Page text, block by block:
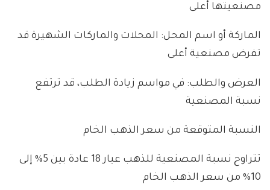
مصنعيتها أعلى
الماركة أو اسم المحل: المحلات والماركات الشهيرة قد
تفرض مصنعية أعلى
العرض والطلب: في مواسم زيادة الطلب، قد ترتفع
نسبة المصنعية
النسبة المتوقعة من سعر الذهب الخام
تتراوح نسبة المصنعية للذهب عيار 18 عادة بين 5% إلى
10% من سعر الذهب الخام